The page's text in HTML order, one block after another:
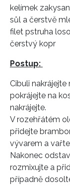
kelímek
sůl a čerstvě
filet pstruha
čerstvý kopr
Postup:
Cibuli
pokrájejte na
nakrájejte.
V rozehřátém
přidejte
vývarem a
Nakonec
rozmixujte a
případně